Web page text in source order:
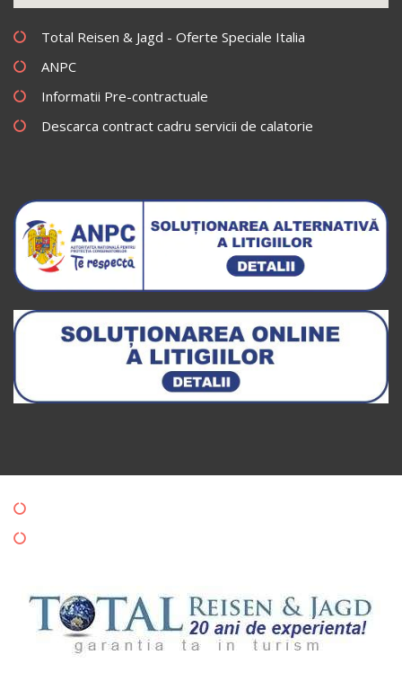
Total Reisen & Jagd - Oferte Speciale Italia
ANPC
Informatii Pre-contractuale
Descarca contract cadru servicii de calatorie